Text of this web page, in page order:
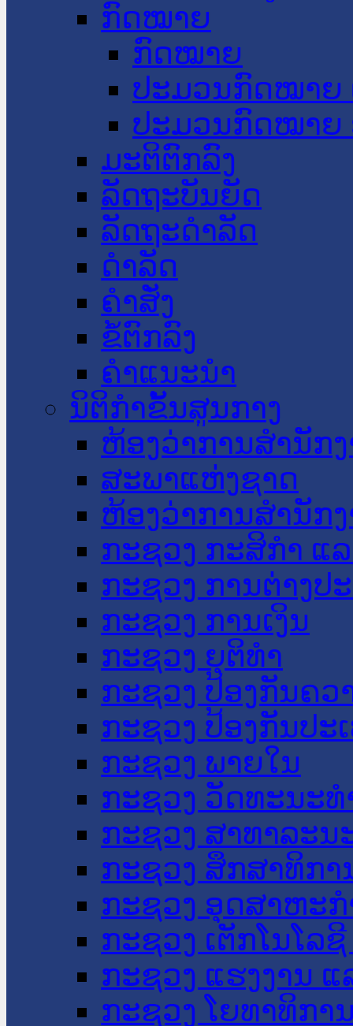
ກົດໝາຍ
ກົດໝາຍ
ປະມວນກົດໝາຍ
ປະມວນກົດໝາຍ
ມະຕິຕົກລົງ
ລັດຖະບັນຍັດ
ລັດຖະດໍາລັດ
ດໍາລັດ
ຄໍາສັ່ງ
ຂໍ້ຕົກລົງ
ຄໍາແນະນໍາ
ນິຕິກໍາຂັ້ນສູນກາງ
ຫ້ອງວ່າການສໍານັກ
ສະພາແຫ່ງຊາດ
ຫ້ອງວ່າການສຳນັກ
ກະຊວງ ກະສິກຳ ແ
ກະຊວງ ການຕ່າງປ
ກະຊວງ ການເງິນ
ກະຊວງ ຍຸຕິທໍາ
ກະຊວງ ປ້ອງກັນຄວ
ກະຊວງ ປ້ອງກັນປະ
ກະຊວງ ພາຍໃນ
ກະຊວງ ວັດທະນະ
ກະຊວງ ສາທາລະນ
ກະຊວງ ສຶກສາທິກາ
ກະຊວງ ອຸດສາຫະ
ກະຊວງ ເຕັກໂນໂລ
ກະຊວງ ແຮງງານ
ກະຊວງ ໂຍທາທິກາ